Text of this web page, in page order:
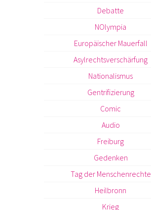
Debatte
NOlympia
Europäischer Mauerfall
Asylrechtsverschärfung
Nationalismus
Gentrifizierung
Comic
Audio
Freiburg
Gedenken
Tag der Menschenrechte
Heilbronn
Krieg